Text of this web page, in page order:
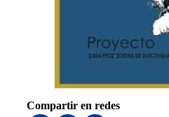
Compartir en redes